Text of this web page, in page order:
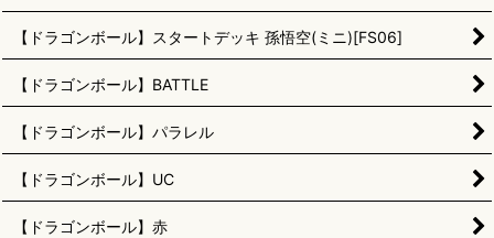
【ドラゴンボール】スタートデッキ 孫悟空(ミニ)[FS06]
【ドラゴンボール】BATTLE
【ドラゴンボール】パラレル
【ドラゴンボール】UC
【ドラゴンボール】赤